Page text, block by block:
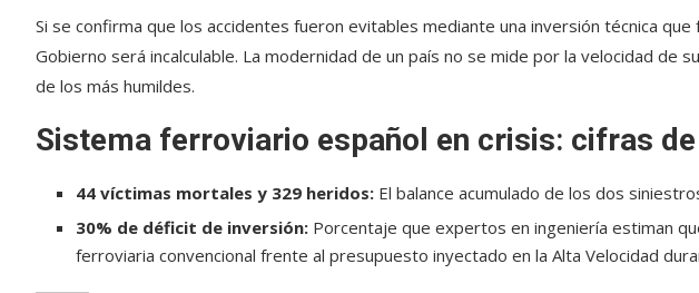
Si se confirma que los accidentes fueron evitables mediante una inversión técnica
Gobierno será incalculable. La modernidad de un país no se mide por la velocidad de
de los más humildes.
Sistema ferroviario español en crisis: cifras
44 víctimas mortales y 329 heridos: El balance acumulado de los dos
30% de déficit de inversión: Porcentaje que expertos en ingeniería estiman
ferroviaria convencional frente al presupuesto inyectado en la Alta Velocidad